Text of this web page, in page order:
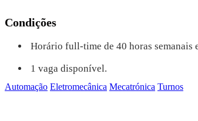
Condições
Horário full-time de 40 horas semanais
1 vaga disponível.
Automação Eletromecânica Mecatrónica Turnos